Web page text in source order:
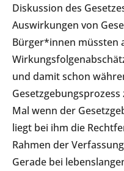
Diskussion des
Auswirkungen von
Bürger*innen müssten
und damit schon
Mal wenn der
liegt bei ihm die
Rahmen der
Gerade bei